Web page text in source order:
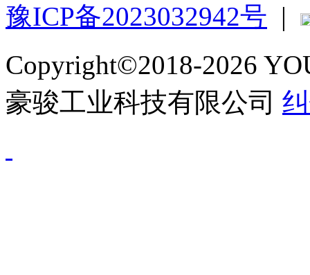
豫ICP备2023032942号 |
Copyright©2018-2026
豪骏工业科技有限公司